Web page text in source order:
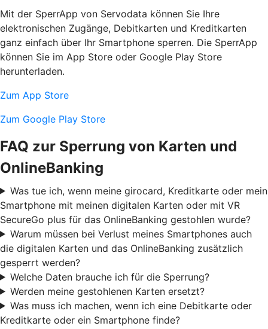
Mit der SperrApp von Servodata können Sie Ihre
elektronischen Zugänge, Debitkarten und Kreditkarten
ganz einfach über Ihr Smartphone sperren. Die SperrApp
können Sie im App Store oder Google Play Store
herunterladen.
Zum App Store
Zum Google Play Store
FAQ zur Sperrung von Karten und
OnlineBanking
Was tue ich, wenn meine girocard, Kreditkarte oder mein
Smartphone mit meinen digitalen Karten oder mit VR
SecureGo plus für das OnlineBanking gestohlen wurde?
Warum müssen bei Verlust meines Smartphones auch
die digitalen Karten und das OnlineBanking zusätzlich
gesperrt werden?
Welche Daten brauche ich für die Sperrung?
Werden meine gestohlenen Karten ersetzt?
Was muss ich machen, wenn ich eine Debitkarte oder
Kreditkarte oder ein Smartphone finde?